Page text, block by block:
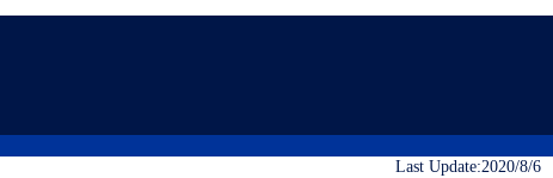
Last Update:2020/8/6